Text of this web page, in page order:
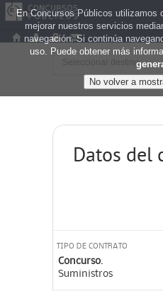
Datos del
TIPO DE CONTRATO
Concurso.
Suministros
En Concursos Públicos utilizamos
mejorar nuestros servicios
navegación. Si continúa
uso. Puede obtener más